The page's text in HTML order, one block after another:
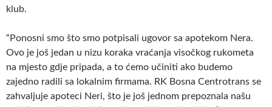
klub.
“Ponosni smo što smo potpisali ugovor sa apotekom Nera.
Ovo je još jedan u nizu koraka vraćanja visočkog rukometa
na mjesto gdje pripada, a to ćemo učiniti ako budemo
zajedno radili sa lokalnim firmama. RK Bosna Centrotrans se
zahvaljuje apoteci Neri, što je još jednom prepoznala našu